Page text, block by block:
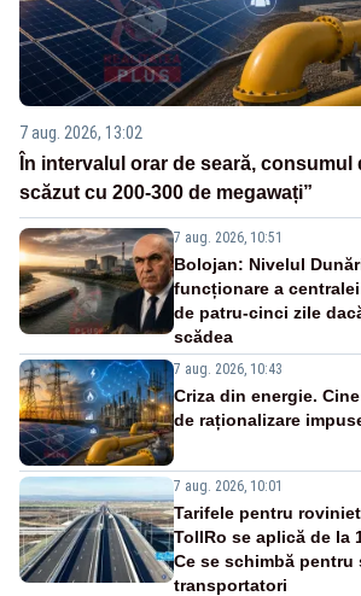
7 aug. 2026, 13:02
În intervalul orar de seară, consumul
scăzut cu 200-300 de megawați”
7 aug. 2026, 10:51
Bolojan: Nivelul
funcționare a
de patru-cinci zile
scădea
7 aug. 2026, 10:43
Criza din energie.
de raționalizare
7 aug. 2026, 10:01
Tarifele pentru
TollRo se aplică de la
Ce se schimbă pentru
transportatori